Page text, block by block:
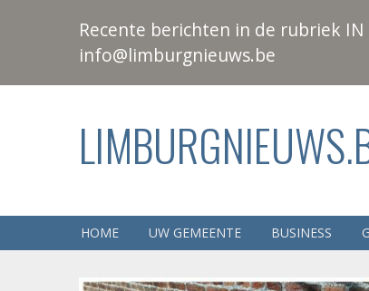
Recente berichten in de rubriek
info@limburgnieuws.be
HOME UW GEMEENTE BUSINESS